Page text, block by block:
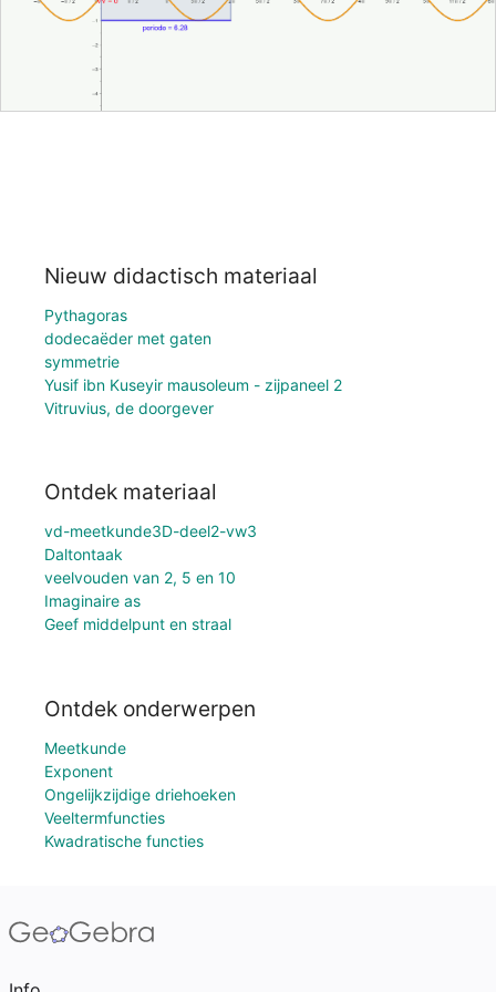
Nieuw didactisch materiaal
Pythagoras
dodecaëder met gaten
symmetrie
Yusif ibn Kuseyir mausoleum - zijpaneel 2
Vitruvius, de doorgever
Ontdek materiaal
vd-meetkunde3D-deel2-vw3
Daltontaak
veelvouden van 2, 5 en 10
Imaginaire as
Geef middelpunt en straal
Ontdek onderwerpen
Meetkunde
Exponent
Ongelijkzijdige driehoeken
Veeltermfuncties
Kwadratische functies